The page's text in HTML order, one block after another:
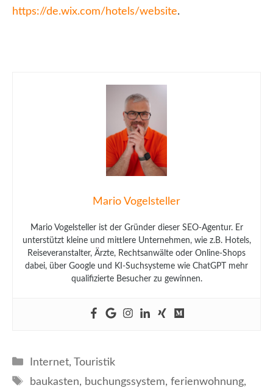
https://de.wix.com/hotels/website.
Mario Vogelsteller
Mario Vogelsteller ist der Gründer dieser SEO-Agentur. Er
unterstützt kleine und mittlere Unternehmen, wie z.B. Hotels,
Reiseveranstalter, Ärzte, Rechtsanwälte oder Online-Shops
dabei, über Google und KI-Suchsysteme wie ChatGPT mehr
qualifizierte Besucher zu gewinnen.
Kategorien
Internet, Touristik
Schlagwörter
baukasten, buchungssystem, ferienwohnung,